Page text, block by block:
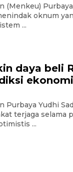
(Menkeu)
oknum
...
daya beli
Purbaya Yudhi
terjaga selama
...